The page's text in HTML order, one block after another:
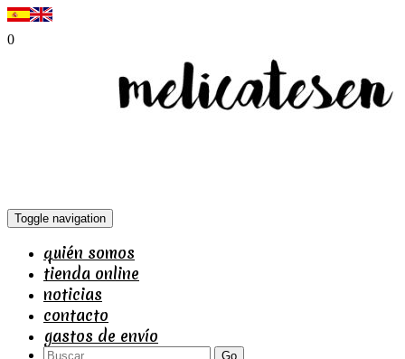
0
Toggle navigation
quién somos
tienda online
noticias
contacto
gastos de envío
Go